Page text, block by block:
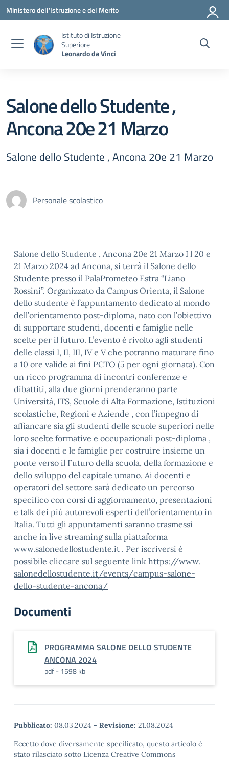
Vai ai contenuti
Vai al menu di navigazione
Vai al footer
Ministero dell'Istruzione e del Merito
Istituto di Istruzione
Superiore
Leonardo da Vinci
Salone dello Studente ,
Ancona 20e 21 Marzo
Salone dello Studente , Ancona 20e 21 Marzo
Personale scolastico
Salone dello Studente , Ancona 20e 21 Marzo I l 20 e
21 Marzo 2024 ad Ancona, si terrà il Salone dello
Studente presso il PalaPrometeo Estra “Liano
Rossini”. Organizzato da Campus Orienta, il Salone
dello studente è l’appuntamento dedicato al mondo
dell’orientamento post-diploma, nato con l’obiettivo
di supportare studenti, docenti e famiglie nelle
scelte per il futuro. L’evento è rivolto agli studenti
delle classi I, II, III, IV e V che potranno maturare fino
a 10 ore valide ai fini PCTO (5 per ogni giornata). Con
un ricco programma di incontri conferenze e
dibattiti, alla due giorni prenderanno parte
Università, ITS, Scuole di Alta Formazione, Istituzioni
scolastiche, Regioni e Aziende , con l’impegno di
affiancare sia gli studenti delle scuole superiori nelle
loro scelte formative e occupazionali post-diploma ,
sia i docenti e le famiglie per costruire insieme un
ponte verso il Futuro della scuola, della formazione e
dello sviluppo del capitale umano. Ai docenti e
operatori del settore sarà dedicato un percorso
specifico con corsi di aggiornamento, presentazioni
e talk dei più autorevoli esperti dell’orientamento in
Italia. Tutti gli appuntamenti saranno trasmessi
anche in live streaming sulla piattaforma
www.salonedellostudente.it . Per iscriversi è
possibile cliccare sul seguente link https://www.
salonedellostudente.it/events/campus-salone-
dello-studente-ancona/
Documenti
PROGRAMMA SALONE DELLO STUDENTE
ANCONA 2024
pdf - 1598 kb
Pubblicato: 08.03.2024 - Revisione: 21.08.2024
Eccetto dove diversamente specificato, questo articolo è
stato rilasciato sotto Licenza Creative Commons